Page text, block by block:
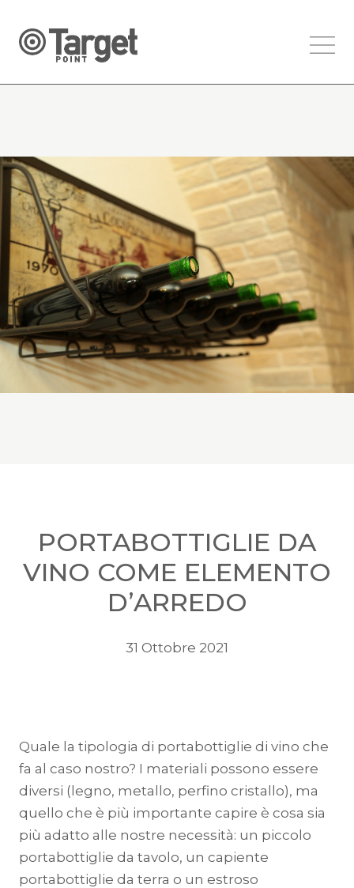
PORTABOTTIGLIE DA
VINO COME ELEMENTO
D’ARREDO
31 Ottobre 2021
Quale la tipologia di portabottiglie di vino che
fa al caso nostro? I materiali possono essere
diversi (legno, metallo, perfino cristallo), ma
quello che è più importante capire è cosa sia
più adatto alle nostre necessità: un piccolo
portabottiglie da tavolo, un capiente
portabottiglie da terra o un estroso